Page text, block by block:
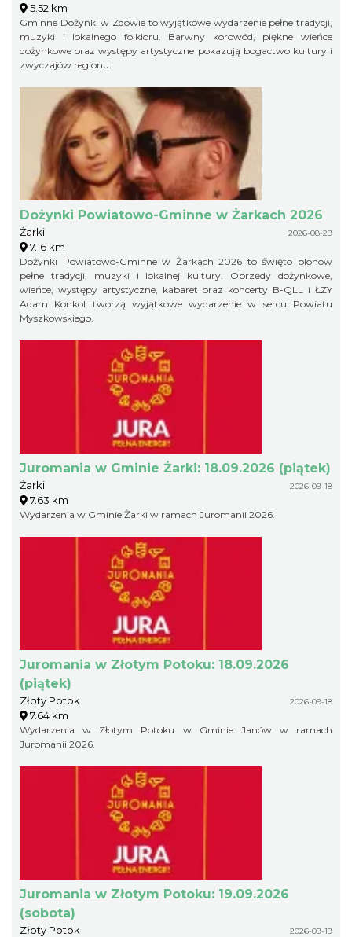
5.52 km
Gminne Dożynki w Zdowie to wyjątkowe wydarzenie pełne tradycji,
muzyki i lokalnego folkloru. Barwny korowód, piękne wieńce
dożynkowe oraz występy artystyczne pokazują bogactwo kultury i
zwyczajów regionu.
Dożynki Powiatowo-Gminne w Żarkach 2026
Żarki 2026-08-29
7.16 km
Dożynki Powiatowo-Gminne w Żarkach 2026 to święto plonów
pełne tradycji, muzyki i lokalnej kultury. Obrzędy dożynkowe,
wieńce, występy artystyczne, kabaret oraz koncerty B-QLL i ŁZY
Adam Konkol tworzą wyjątkowe wydarzenie w sercu Powiatu
Myszkowskiego.
Juromania w Gminie Żarki: 18.09.2026 (piątek)
Żarki 2026-09-18
7.63 km
Wydarzenia w Gminie Żarki w ramach Juromanii 2026.
Juromania w Złotym Potoku: 18.09.2026
(piątek)
Złoty Potok 2026-09-18
7.64 km
Wydarzenia w Złotym Potoku w Gminie Janów w ramach
Juromanii 2026.
Juromania w Złotym Potoku: 19.09.2026
(sobota)
Złoty Potok 2026-09-19